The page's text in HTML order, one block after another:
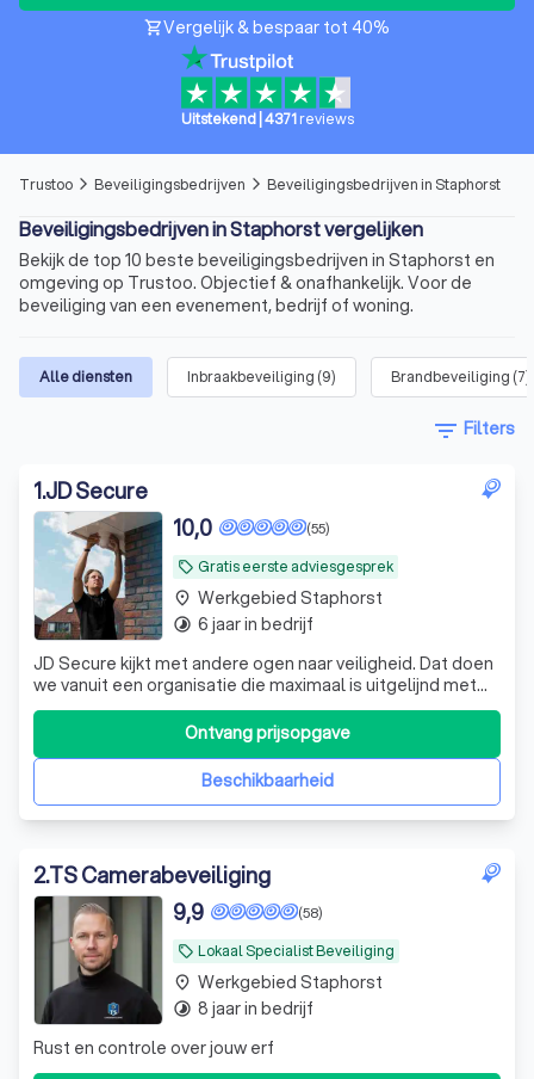
shopping_cartVergelijk & bespaar tot 40%
Uitstekend| 4371 reviews
Trustoo arrow_forward_ios Beveiligingsbedrijven arrow_forward_ios Beveiligingsbedrijven in Staphorst
Beveiligingsbedrijven in Staphorst vergelijken
Bekijk de top 10 beste beveiligingsbedrijven in Staphorst en
omgeving op Trustoo. Objectief & onafhankelijk. Voor de
beveiliging van een evenement, bedrijf of woning.
Alle diensten Inbraakbeveiliging (9) Brandbeveiliging (7)
filter_list Filters
1.JD Secure
local_offer Gratis eerste adviesgesprek
(55)
10,0
JD Secure kijkt met andere ogen naar veiligheid. Dat doen
we vanuit een organisatie die maximaal is uitgelijnd met
het streven en de wensen van onze klanten.
Beschikbaarheid
Ontvang prijsopgave
place Werkgebied Staphorst
timelapse 6 jaar in bedrijf
2.TS Camerabeveiliging
local_offer Lokaal Specialist Beveiliging
(58)
9,9
Rust en controle over jouw erf
place Werkgebied Staphorst
timelapse 8 jaar in bedrijf